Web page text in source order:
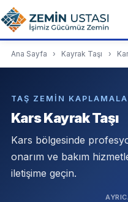
Ana Sayfa › Kayrak Taşı ›
TAŞ ZEMIN
Kars Kayrak Taşı
Kars bölgesinde
onarım ve bakım
iletişime geçin.